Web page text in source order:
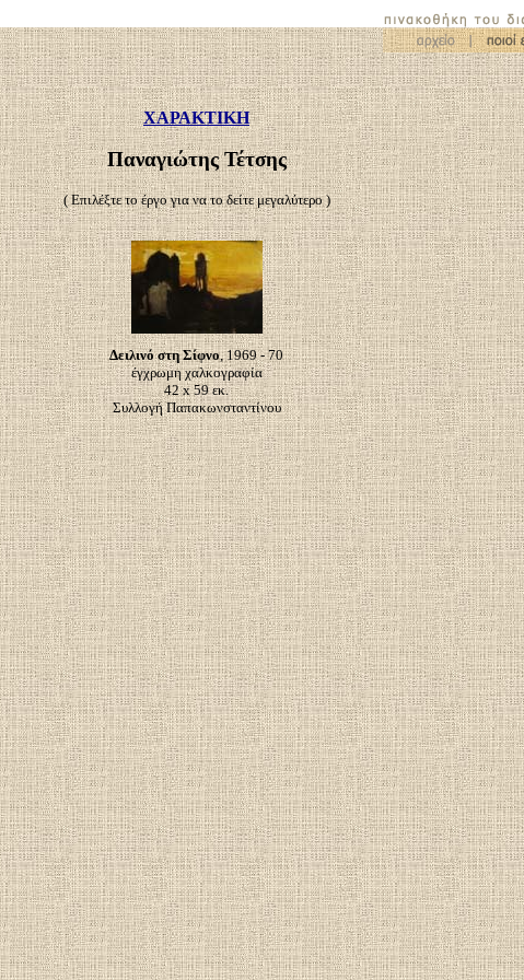
ΧΑΡΑΚΤΙΚΗ
Παναγιώτης Τέτσης
( Επιλέξτε το έργο για να το δείτε μεγαλύτερο )
Δειλινό στη Σίφνο, 1969 - 70
έγχρωμη χαλκογραφία
42 x 59 εκ.
Συλλογή Παπακωνσταντίνου